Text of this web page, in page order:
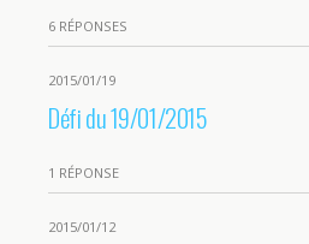
6 RÉPONSES
2015/01/19
Défi du 19/01/2015
1 RÉPONSE
2015/01/12